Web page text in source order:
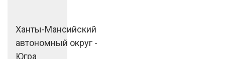
Ханты-Мансийский
автономный округ -
Югра